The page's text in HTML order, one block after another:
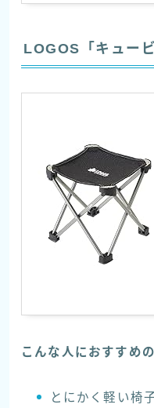
LOGOS「キュー
こんな人におすすめ
とにかく軽い椅